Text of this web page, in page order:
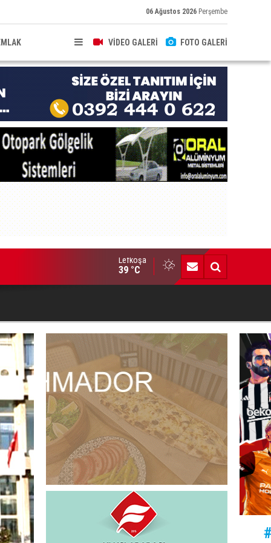
06 Ağustos 2026 Perşembe
VİDEO GALERİ FOTO GALERİ
Devlet Fotoğraf Yarışması sergisi 19 Ağustos’ta açılacak
Lefkoşa
39 °C